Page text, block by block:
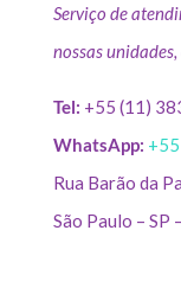
Serviço de
nossas
Tel: +55 (11)
WhatsApp:
Rua Barão da
São Paulo –